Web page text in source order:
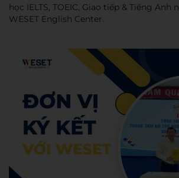
học IELTS, TOEIC, Giao tiếp & Tiếng Anh
WESET English Center.